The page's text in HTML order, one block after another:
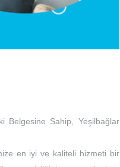
Belgesine Sahip, Yeşilbağlar
en iyi ve kaliteli hizmeti bir